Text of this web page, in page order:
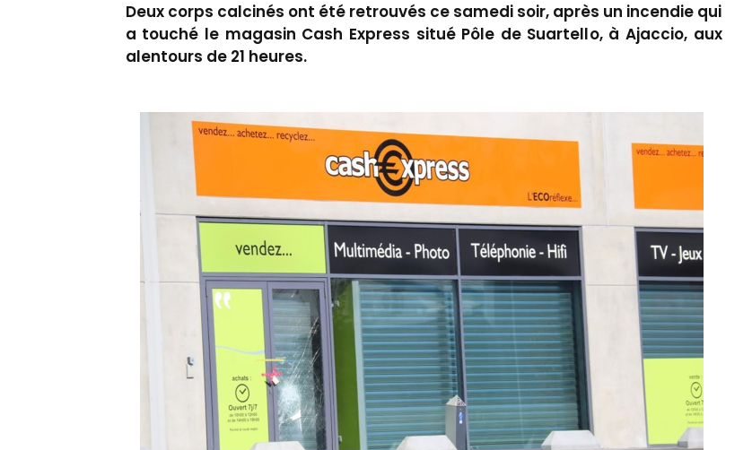
Deux corps calcinés ont été retrouvés ce samedi soir, après un incendie qui
a touché le magasin Cash Express situé Pôle de Suartello, à Ajaccio, aux
alentours de 21 heures.